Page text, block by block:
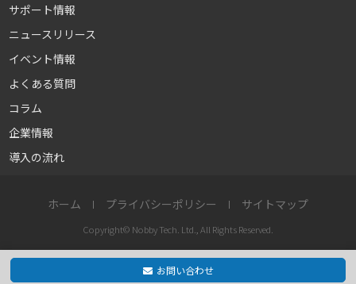
お問い合わせ
サポート情報
ニュースリリース
イベント情報
よくある質問
コラム
企業情報
導入の流れ
ホーム プライバシーポリシー サイトマップ
Copyright© Nobby Tech. Ltd., All Rights Reserved.